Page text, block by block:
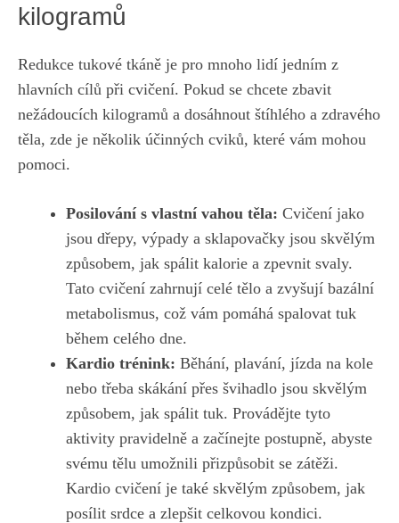
kilogramů
Redukce ‍tukové tkáně je pro ​mnoho lidí jedním z
hlavních cílů při cvičení. ⁢Pokud se ⁤chcete zbavit
‌nežádoucích kilogramů a dosáhnout štíhlého a zdravého
těla, zde ⁢je několik účinných⁢ cviků, které vám mohou
pomoci.
Posilování s vlastní ‌vahou ‍těla: Cvičení jako
jsou dřepy, výpady a ‍sklapovačky⁣ jsou⁣ skvělým
způsobem, jak spálit kalorie a zpevnit ⁣svaly.
‍Tato cvičení zahrnují​ celé ⁤tělo a zvyšují bazální
metabolismus, což vám ⁤pomáhá spalovat tuk
během celého ‌dne.
Kardio ⁢trénink: Běhání,⁢ plavání, jízda ​na⁣ kole
nebo třeba skákání přes švihadlo jsou skvělým
způsobem, ⁢jak spálit ⁢tuk. ⁢Provádějte ‌tyto
aktivity pravidelně a začínejte postupně, ⁢abyste
svému ‍tělu ⁣umožnili přizpůsobit se zátěži.
Kardio cvičení ‌je také skvělým⁢ způsobem, jak
posílit srdce a zlepšit celkovou kondici.